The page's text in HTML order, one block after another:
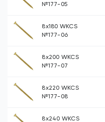
№177-05
8х180 WKCS
№177-06
8х200 WKCS
№177-07
8х220 WKCS
№177-08
8х240 WKCS